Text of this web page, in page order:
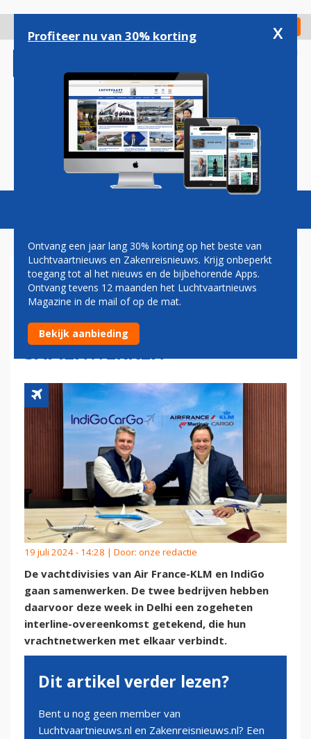
gaan
Check in
Magazine Podcasts Vacatures
VRACHTDIVISIES VAN AIR
FRANCE-KLM EN INDIGO
GAAN UITGEBREID
SAMENWERKEN
19 juli 2024 - 14:28 | Door: onze redactie
De vachtdivisies van Air France-KLM en IndiGo
gaan samenwerken. De twee bedrijven hebben
daarvoor deze week in Delhi een zogeheten
interline-overeenkomst getekend, die hun
vrachtnetwerken met elkaar verbindt.
Dit artikel verder lezen?
Bent u nog geen member van
Luchtvaartnieuws.nl en Zakenreisnieuws.nl? Een
Profiteer nu van 30% korting x
Ontvang een jaar lang 30% korting op het beste van
Luchtvaartnieuws en Zakenreisnieuws. Krijg onbeperkt
toegang tot al het nieuws en de bijbehorende Apps.
Ontvang tevens 12 maanden het Luchtvaartnieuws
Magazine in de mail of op de mat.
Bekijk aanbieding